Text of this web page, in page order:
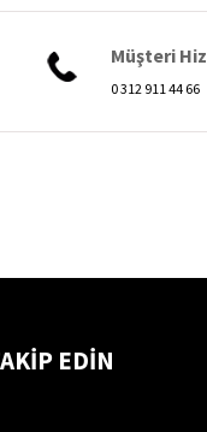
Müşteri
0 312 911 44 66
EDİN